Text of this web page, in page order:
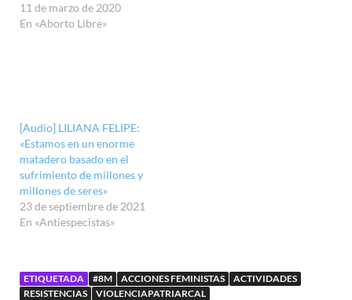
11 de marzo de 2020
En «Aborto Libre»
[Audio] LILIANA FELIPE:
«Estamos en un enorme
matadero basado en el
sufrimiento de millones y
millones de seres»
23 de septiembre de 2021
En «Antiespecistas»
ETIQUETADA #8M ACCIONES FEMINISTAS
ACTIVIDADES
RESISTENCIAS
VIOLENCIAPATRIARCAL